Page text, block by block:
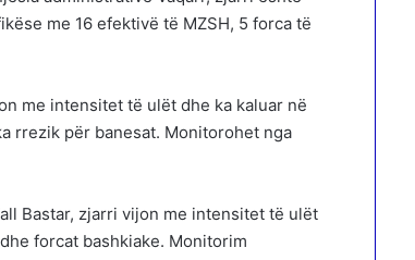
me 16 efektivë të MZSH, 5 forca të
me intensitet të ulët dhe ka kaluar në
rrezik për banesat. Monitorohet nga
Bastar, zjarri vijon me intensitet të ulët
forcat bashkiake. Monitorim